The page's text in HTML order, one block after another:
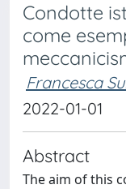
Condotte
come
Francesca
2022-01-01
Abstract
The aim of this